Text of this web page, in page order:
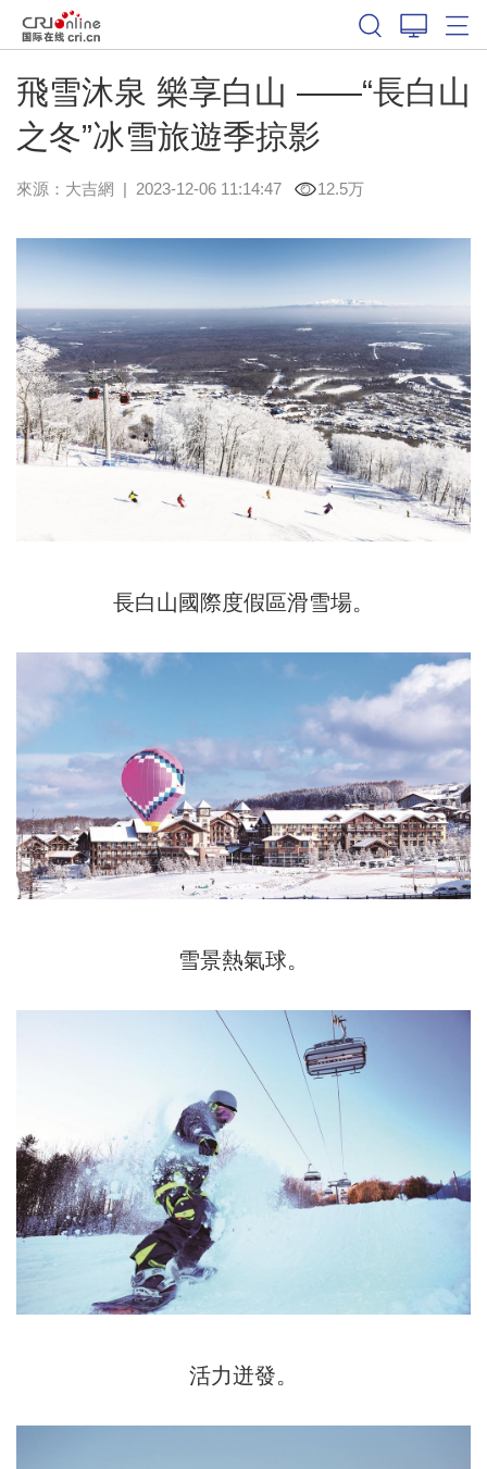
飛雪沐泉 樂享白山 ——“長白山
之冬”冰雪旅遊季掠影
來源： 大吉網 | 2023-12-06 11:14:47 12.5万
長白山國際度假區滑雪場。
雪景熱氣球。
活力迸發。